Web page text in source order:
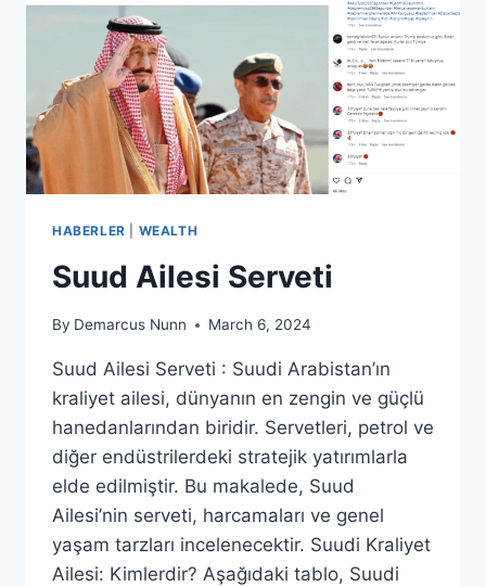
HABERLER WEALTH
Suud Ailesi Serveti
By Demarcus Nunn March 6, 2024
Suud Ailesi Serveti : Suudi Arabistan’ın
kraliyet ailesi, dünyanın en zengin ve güçlü
hanedanlarından biridir. Servetleri, petrol ve
diğer endüstrilerdeki stratejik yatırımlarla
elde edilmiştir. Bu makalede, Suud
Ailesi’nin serveti, harcamaları ve genel
yaşam tarzları incelenecektir. Suudi Kraliyet
Ailesi: Kimlerdir? Aşağıdaki tablo, Suudi